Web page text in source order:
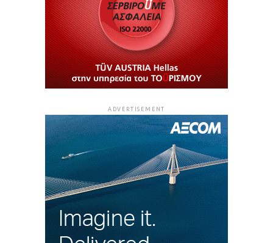
ADVERTISEMENT